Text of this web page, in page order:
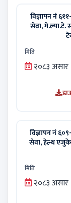
विज्ञापन नं
सेवा, मे.ल्या.टे.
मिति
२०८३ असार
विज्ञापन नं
सेवा, हेल्थ
मिति
२०८३ असार